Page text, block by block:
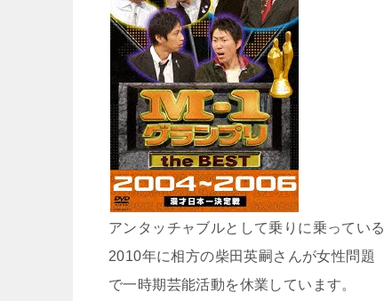
アンタッチャブルとして乗りに乗っている
2010年に相方の柴田英嗣さんが女性問題
で一時期芸能活動を休業しています。